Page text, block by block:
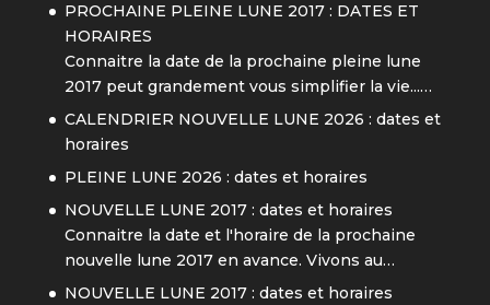
PROCHAINE PLEINE LUNE 2017 : DATES ET
HORAIRES
Connaitre la date de la prochaine pleine lune
2017 peut grandement vous simplifier la vie...…
CALENDRIER NOUVELLE LUNE 2026 : dates et
horaires
PLEINE LUNE 2026 : dates et horaires
NOUVELLE LUNE 2017 : dates et horaires
Connaitre la date et l'horaire de la prochaine
nouvelle lune 2017 en avance. Vivons au…
NOUVELLE LUNE 2017 : dates et horaires